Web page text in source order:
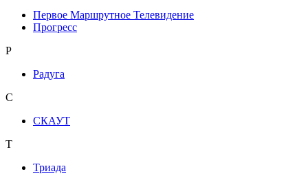
Первое Маршрутное Телевидение
Прогресс
Р
Радуга
С
СКАУТ
Т
Триада